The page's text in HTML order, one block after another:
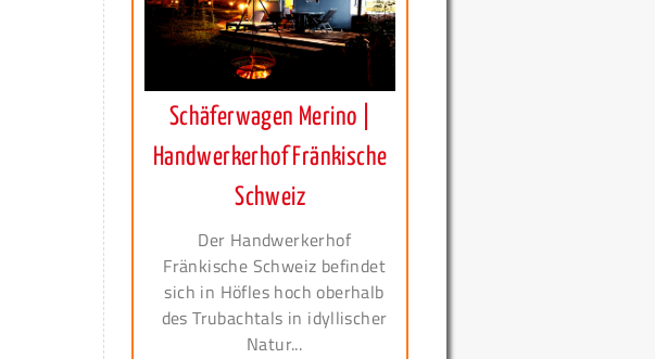
Schäferwagen Merino |
Handwerkerhof Fränkische
Schweiz
Der Handwerkerhof
Fränkische Schweiz befindet
sich in Höfles hoch oberhalb
des Trubachtals in idyllischer
Natur...